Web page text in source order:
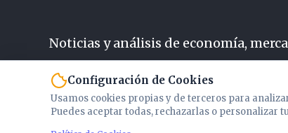
Noticias y análisis de economía,
Configuración de Cookies
Usamos cookies propias y de terceros para
Puedes aceptar todas, rechazarlas o personalizar